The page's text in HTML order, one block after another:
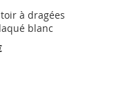
à dragées
blanc